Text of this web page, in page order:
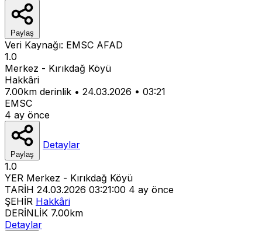
Paylaş
Veri Kaynağı: EMSC AFAD
1.0
Merkez - Kırıkdağ Köyü
Hakkâri
7.00km derinlik • 24.03.2026 • 03:21
EMSC
4 ay önce
Paylaş
Detaylar
1.0
YER Merkez - Kırıkdağ Köyü
TARİH 24.03.2026 03:21:00 4 ay önce
ŞEHİR Hakkâri
DERİNLİK 7.00km
Detaylar